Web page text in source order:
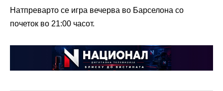
Натпреварто се игра вечерва во Барселона со
почеток во 21:00 часот.